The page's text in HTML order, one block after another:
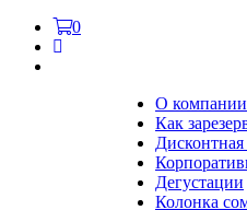
0
О компании
Как
Дисконтная
Дегустации
Колонка